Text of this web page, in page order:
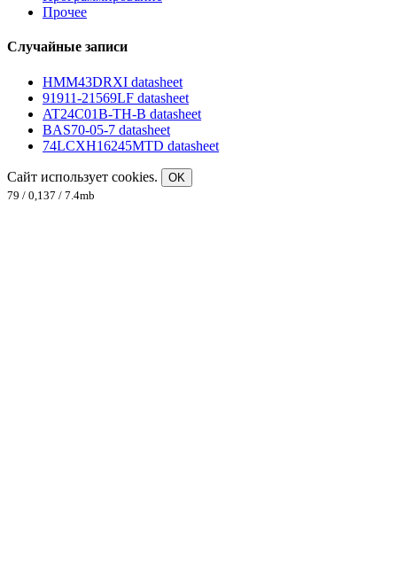
Прочее
Случайные записи
HMM43DRXI datasheet
91911-21569LF datasheet
AT24C01B-TH-B datasheet
BAS70-05-7 datasheet
74LCXH16245MTD datasheet
Сайт использует cookies.
OK
79 / 0,137 / 7.4mb